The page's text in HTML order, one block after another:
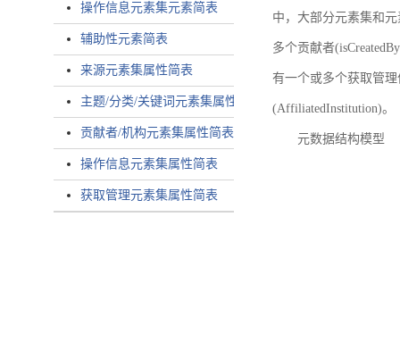
操作信息元素集元素简表
辅助性元素简表
来源元素集属性简表
主题/分类/关键词元素集属性简表
贡献者/机构元素集属性简表
操作信息元素集属性简表
获取管理元素集属性简表
中，大部分元素集和
多个贡献者
有一个或多个获取管理
(AffiliatedInstitution)。
元数据结构模型